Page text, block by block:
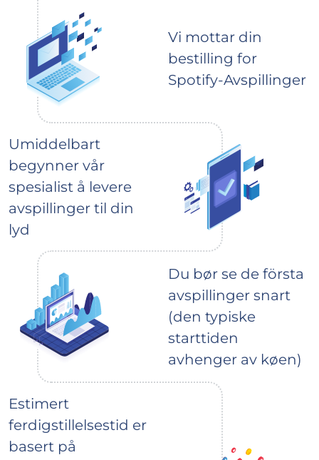
Vi mottar din
bestilling for
Spotify-Avspillinger
Umiddelbart
begynner vår
spesialist å levere
avspillinger til din
lyd
Du bør se de första
avspillinger snart
(den typiske
starttiden
avhenger av køen)
Estimert
ferdigstillelsestid er
basert på